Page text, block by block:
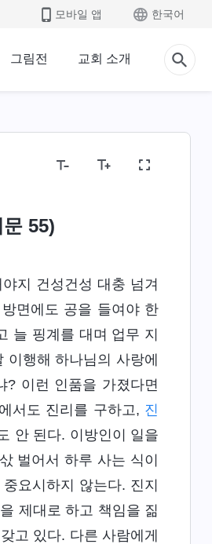
모바일 앱 한국어
그림전 교회 소개
55)
지 건성건성 대충 넘겨
면에도 공을 들여야 한
늘 핑계를 대며 업무 지
행해 하나님의 사랑에
? 이런 인품을 가졌다면
서도 진리를 구하고, 진
안 된다. 이방인이 일을
벌어서 하루 사는 식이
요시하지 않는다. 진지
제대로 하고 책임을 짊
고 있다. 다른 사람에게